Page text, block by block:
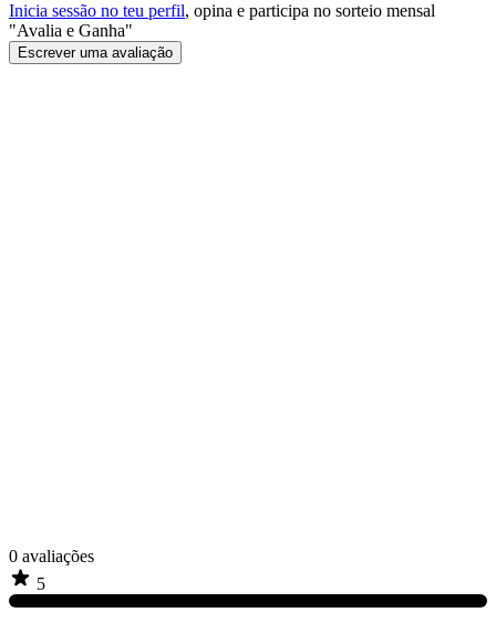
Inicia sessão no teu perfil, opina e participa no sorteio mensal
"Avalia e Ganha"
Escrever uma avaliação
0 avaliações
5